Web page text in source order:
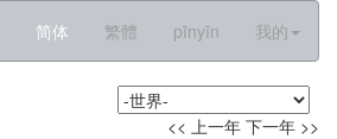
简体 繁體 pīnyīn 我的
<< 上一年 下一年 >>